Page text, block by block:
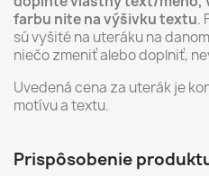
farbu nite na výšivku textu.
sú vyšité na uteráku na
niečo zmeniť alebo doplniť,
Uvedená cena za uterák je
motívu a textu.
Prispôsobenie